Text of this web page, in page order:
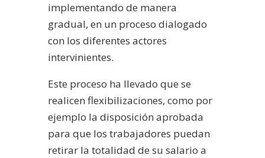
implementando de manera
gradual, en un proceso dialogado
con los diferentes actores
intervinientes.
Este proceso ha llevado que se
realicen flexibilizaciones, como por
ejemplo la disposición aprobada
para que los trabajadores puedan
retirar la totalidad de su salario a